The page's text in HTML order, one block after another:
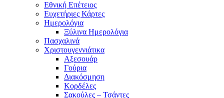
Εθνική Επέτειος
Ευχετήριες Κάρτες
Ημερολόγια
Ξύλινα Ημερολόγια
Πασχαλινά
Χριστουγεννιάτικα
Αξεσουάρ
Γούρια
Διακόσμηση
Κορδέλες
Σακούλες – Τσάντες